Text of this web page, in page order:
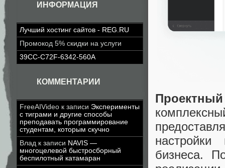
ИНФОРМАЦИЯ
Лучший хостинг сайтов - REG.RU
Промокод 5% скидки на услуги
39CC-C72F-6342-560A
КОММЕНТАРИИ
FreeAIVideo к записи Эксперименты
с тиграми и другие способы
преподавать программирование
студентам, которым скучно
Влад к записи NAVIS —
многоцелевой быстросборный
беспилотный катамаран
бизнеса.